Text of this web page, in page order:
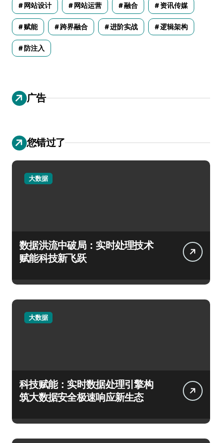
网站设计 网站运营 融合 资讯传媒
赋能 跨界融合 进阶实战 逻辑架构
防注入
广告
您错过了
大数据
数据洪流中破局：实时处理技术
赋能科技新飞跃
大数据
科技赋能：实时数据处理引擎构
筑大数据安全极速响应新生态